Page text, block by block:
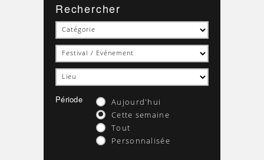
Rechercher
Période
Aujourd'hui
Cette semaine
Tout
Personnalisée